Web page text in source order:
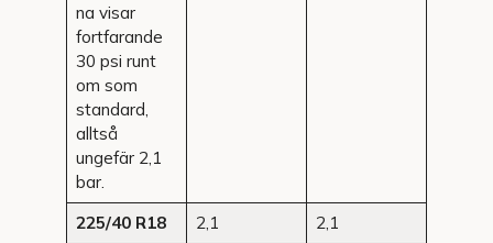
na visar
fortfarande
30 psi runt
om som
standard,
alltså
ungefär 2,1
bar.
225/40 R18
2,1
2,1